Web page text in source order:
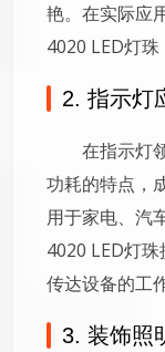
艳。在实际应
4020 LED灯珠
2. 指示灯
在指示灯
功耗的特点，
用于家电、汽
4020 LED灯
传达设备的工
3. 装饰照